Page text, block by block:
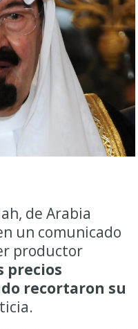
de Arabia
un comunicado
productor
precios
recortaron su